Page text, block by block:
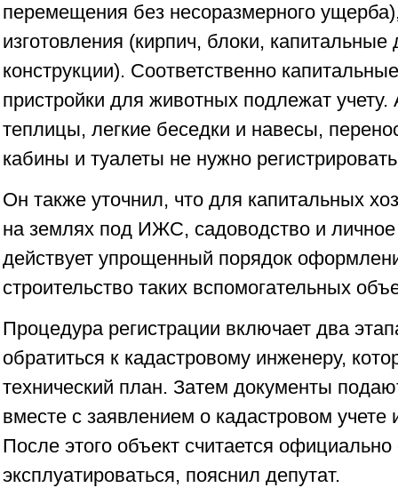
перемещения без несоразмерного
изготовления (кирпич, блоки,
конструкции). Соответственно
пристройки для животных подлежат
теплицы, легкие беседки и навесы,
кабины и туалеты не нужно
Он также уточнил, что для капитальных
на землях под ИЖС, садоводство и личное
действует упрощенный порядок
строительство таких вспомогательных
Процедура регистрации включает два
обратиться к кадастровому инженеру,
технический план. Затем документы
вместе с заявлением о кадастровом учете
После этого объект считается
эксплуатироваться, пояснил депутат.